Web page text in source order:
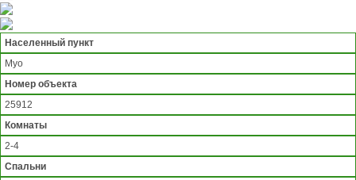
Населенный пункт
Муо
Номер объекта
25912
Комнаты
2-4
Спальни